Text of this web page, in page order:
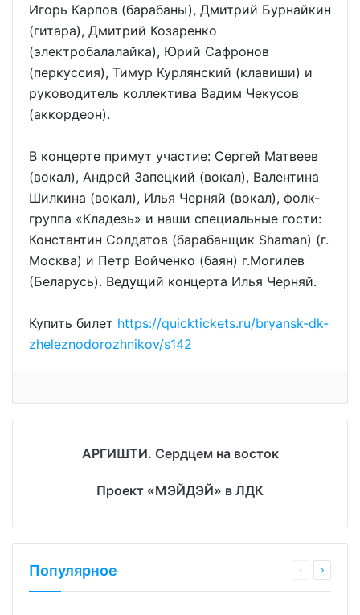
Игорь Карпов (барабаны), Дмитрий Бурнайкин
(гитара), Дмитрий Козаренко
(электробалалайка), Юрий Сафронов
(перкуссия), Тимур Курлянский (клавиши) и
руководитель коллектива Вадим Чекусов
(аккордеон).
В концерте примут участие: Сергей Матвеев
(вокал), Андрей Запецкий (вокал), Валентина
Шилкина (вокал), Илья Черняй (вокал), фолк-
группа «Кладезь» и наши специальные гости:
Константин Солдатов (барабанщик Shaman) (г.
Москва) и Петр Войченко (баян) г.Могилев
(Беларусь). Ведущий концерта Илья Черняй.
Купить билет https://quicktickets.ru/bryansk-dk-
zheleznodorozhnikov/s142
АРГИШТИ. Сердцем на восток
Проект «МЭЙДЭЙ» в ЛДК
Популярное